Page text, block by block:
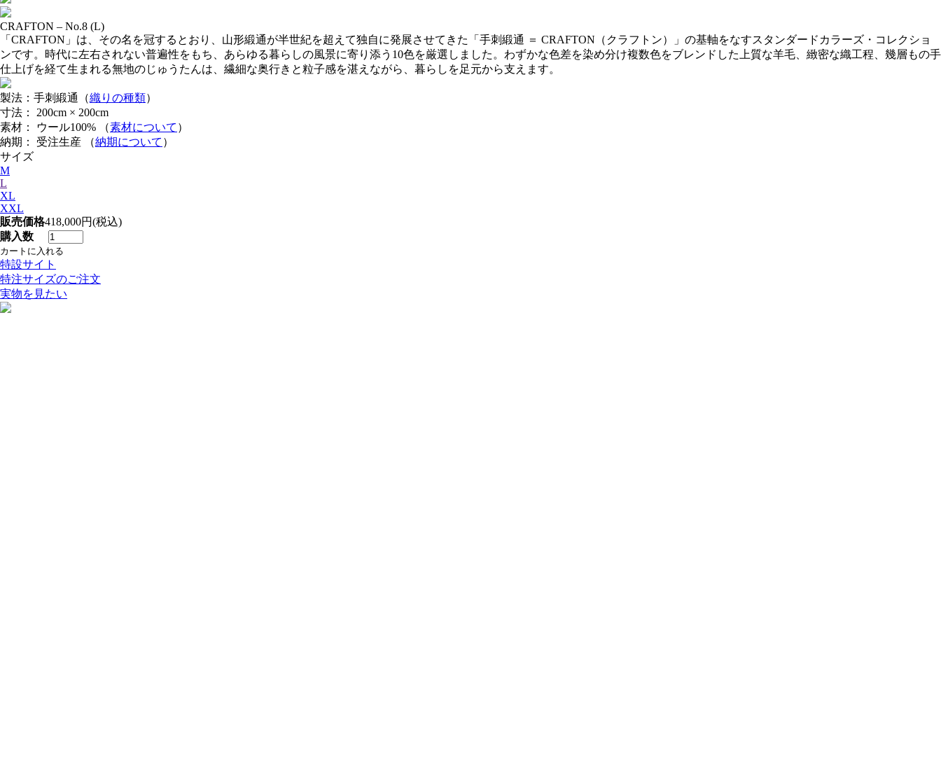
CRAFTON – No.8 (L)
「CRAFTON」は、その名を冠するとおり、山形緞通が半世紀を超えて独自に発展させてきた「手刺緞通 ＝ CRAFTON（クラフトン）」の基軸をなすスタンダードカラーズ・コレクショ
ンです。時代に左右されない普遍性をもち、あらゆる暮らしの風景に寄り添う10色を厳選しました。わずかな色差を染め分け複数色をブレンドした上質な羊毛、緻密な織工程、幾層もの手
仕上げを経て生まれる無地のじゅうたんは、繊細な奥行きと粒子感を湛えながら、暮らしを足元から支えます。
製法：手刺緞通（織りの種類）
寸法： 200cm × 200cm
素材： ウール100% （素材について ）
納期： 受注生産 （納期について ）
サイズ
M
L
XL
XXL
販売価格418,000円(税込)
購入数
特設サイト
特注サイズのご注文
実物を見たい